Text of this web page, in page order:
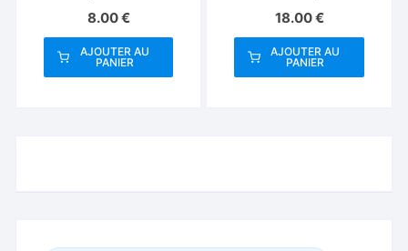
8.00€
AJOUTER AU
PANIER
18.00€
AJOUTER AU
PANIER